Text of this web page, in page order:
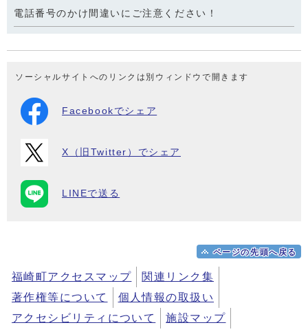
電話番号のかけ間違いにご注意ください！
ソーシャルサイトへのリンクは別ウィンドウで開きます
Facebookでシェア
X（旧Twitter）でシェア
LINEで送る
ページの先頭へ戻る
福崎町アクセスマップ
関連リンク集
著作権等について
個人情報の取扱い
アクセシビリティについて
施設マップ